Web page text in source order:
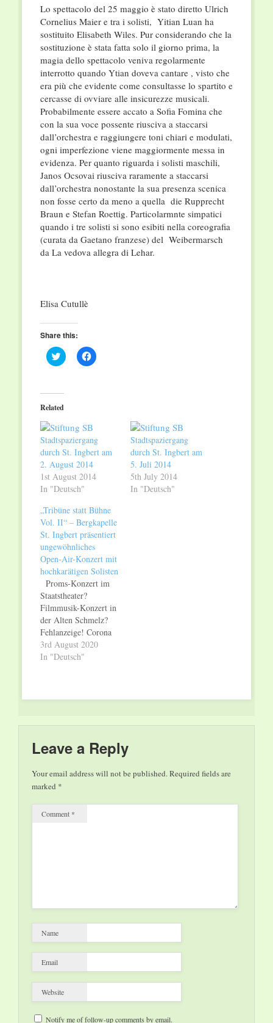
Lo spettacolo del 25 maggio è stato diretto Ulrich
Cornelius Maier e tra i solisti, Yitian Luan ha
sostituito Elisabeth Wiles. Pur considerando che la
sostituzione è stata fatta solo il giorno prima, la
magia dello spettacolo veniva regolarmente
interrotto quando Ytian doveva cantare , visto che
era più che evidente come consultasse lo spartito e
cercasse di ovviare alle insicurezze musicali.
Probabilmente essere accato a Sofia Fomina che
con la sua voce possente riusciva a staccarsi
dall’orchestra e raggiungere toni chiari e modulati,
ogni imperfezione viene maggiormente messa in
evidenza. Per quanto riguarda i solisti maschili,
Janos Ocsovai riusciva raramente a staccarsi
dall’orchestra nonostante la sua presenza scenica
non fosse certo da meno a quella die Rupprecht
Braun e Stefan Roettig. Particolarmnte simpatici
quando i tre solisti si sono esibiti nella coreografia
(curata da Gaetano franzese) del Weibermarsch
da La vedova allegra di Lehar.
Elisa Cutullè
Share this:
Click
to
(Opens
in
new
Click
to
Related
Stadtspaziergang
durch St. Ingbert am
2. August 2014
1st August 2014
In "Deutsch"
Stadtspaziergang
durch St. Ingbert am
5. Juli 2014
5th July 2014
In "Deutsch"
„Tribüne statt Bühne
Vol. II“ – Bergkapelle
St. Ingbert präsentiert
ungewöhnliches
Open-Air-Konzert mit
hochkarätigen Solisten
Proms-Konzert im
Staatstheater?
Filmmusik-Konzert in
der Alten Schmelz?
Fehlanzeige! Corona
hat auch der
Bergkapelle St.
das traditionsreiche
Orchester so schnell
Matthias Weißenauer:
„Wir verlegen unsere
Konzerte einfach nach
draußen!
3rd August 2020
In "Deutsch"
Leave a Reply
Your email address will not be published.Required fields are
marked *
Comment *
Name
Email
Website
Notify me of follow-up comments by email.